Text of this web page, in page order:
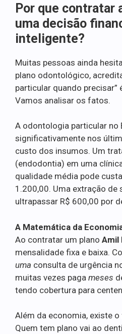
Por que contratar
uma decisão
inteligente?
Muitas pessoas ainda
plano odontológico,
particular quando precisar”
Vamos analisar os fatos.
A odontologia particular no
significativamente nos
custo dos insumos. Um
(endodontia) em uma
qualidade média pode
1.200,00. Uma extração
ultrapassar R$ 600,00 por
A Matemática da
Ao contratar um plano Amil
mensalidade fixa e baixa.
uma consulta de urgência
muitas vezes paga meses
tendo cobertura para
Além da economia, existe
Quem tem plano vai ao